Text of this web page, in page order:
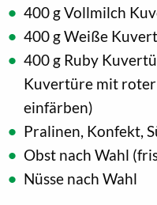
400 g Vollmilch
400 g Weiße
400 g Ruby
Kuvertüre mit
einfärben)
Pralinen, Konfekt,
Obst nach Wahl
Nüsse nach Wahl